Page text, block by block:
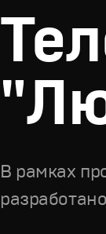
В рамках